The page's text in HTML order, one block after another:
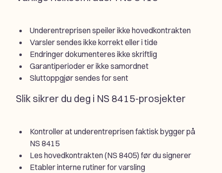
Underentreprisen speiler ikke hovedkontrakten
Varsler sendes ikke korrekt eller i tide
Endringer dokumenteres ikke skriftlig
Garantiperioder er ikke samordnet
Sluttoppgjør sendes for sent
Slik sikrer du deg i NS 8415-prosjekter
Kontroller at underentreprisen faktisk bygger på
NS 8415
Les hovedkontrakten (NS 8405) før du signerer
Etabler interne rutiner for varsling